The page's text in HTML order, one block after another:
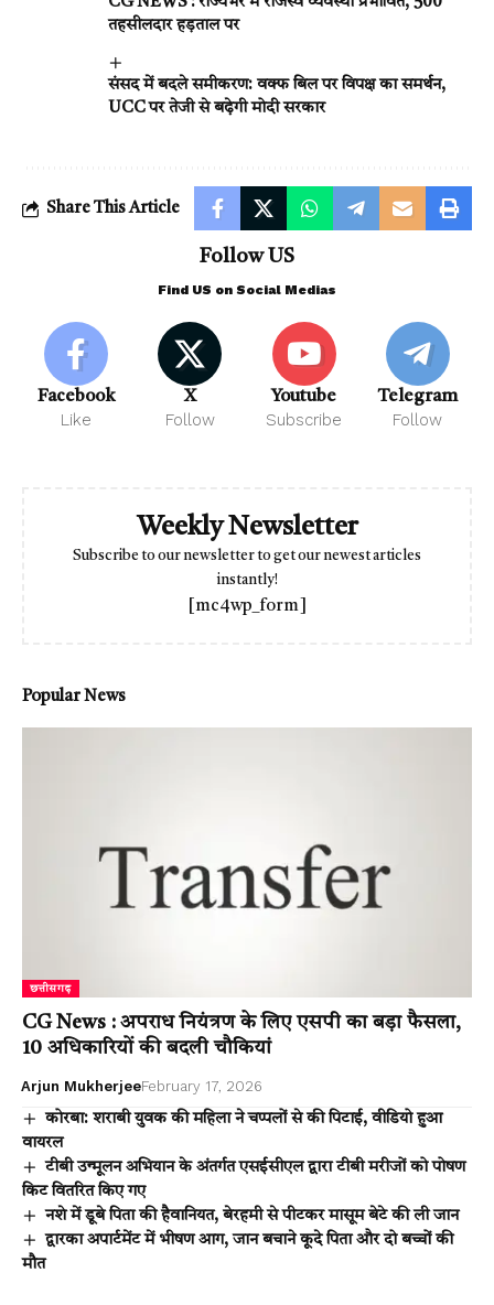
तहसीलदार हड़ताल पर
संसद में बदले समीकरण: वक्फ बिल पर विपक्ष का समर्थन,
UCC पर तेजी से बढ़ेगी मोदी सरकार
Share This Article
Follow US
Find US on Social Medias
Facebook
Like
X
Follow
Youtube
Subscribe
Telegram
Follow
Weekly Newsletter
Subscribe to our newsletter to get our newest articles
instantly!
[mc4wp_form]
Popular News
छत्तीसगढ़
CG News : अपराध नियंत्रण के लिए एसपी का बड़ा फैसला,
10 अधिकारियों की बदली चौकियां
Arjun MukherjeeFebruary 17, 2026
कोरबा: शराबी युवक की महिला ने चप्पलों से की पिटाई, वीडियो हुआ
वायरल
टीबी उन्मूलन अभियान के अंतर्गत एसईसीएल द्वारा टीबी मरीजों को पोषण
किट वितरित किए गए
नशे में डूबे पिता की हैवानियत, बेरहमी से पीटकर मासूम बेटे की ली जान
द्वारका अपार्टमेंट में भीषण आग, जान बचाने कूदे पिता और दो बच्चों की
मौत